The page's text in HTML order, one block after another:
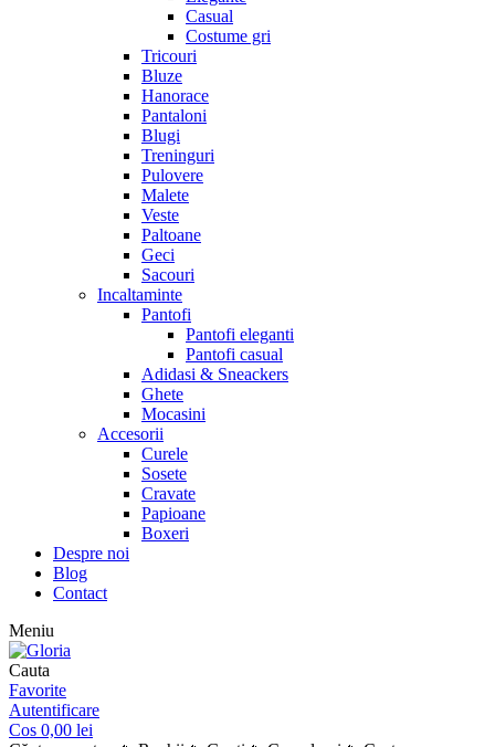
Casual
Costume gri
Tricouri
Bluze
Hanorace
Pantaloni
Blugi
Treninguri
Pulovere
Malete
Veste
Paltoane
Geci
Sacouri
Incaltaminte
Pantofi
Pantofi eleganti
Pantofi casual
Adidasi & Sneackers
Ghete
Mocasini
Accesorii
Curele
Sosete
Cravate
Papioane
Boxeri
Despre noi
Blog
Contact
Meniu
Cauta
Favorite
Autentificare
Cos 0,00 lei